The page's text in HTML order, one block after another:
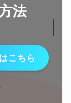
法
こちら